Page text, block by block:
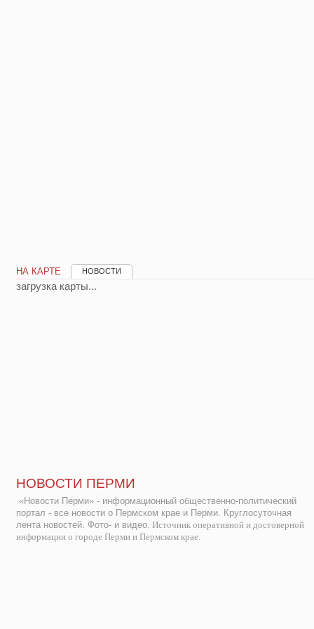
НА КАРТЕ НОВОСТИ
загрузка карты...
НОВОСТИ ПЕРМИ
«Новости Перми» - информационный общественно-политический
портал - все новости о Пермском крае и Перми. Круглосуточная
лента новостей. Фото- и видео. Источник оперативной и достоверной
информации о городе Перми и Пермском крае.